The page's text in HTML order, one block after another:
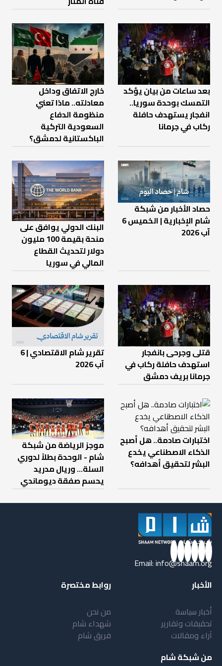
بعد ساعات من بيان يؤكد
التمسك بوحدة سوريا..
انفجار يستهدف حافلة
ركاب في جرمانا
خارج الاتفاق وداخل
معادلته.. ماذا تعني
منظومة الدفاع
السعودية التركية
الباكستانية لدمشق؟
حصاد الأخبار من شبكة
شام الإخبارية | الخميس 6
آب 2026
البنك الدولي يوافق على
منحة بقيمة 100 مليون
دولار لتحديث القطاع
المالي في سوريا
قتلى وجرحى بانفجار
استهدف حافلة ركاب في
جرمانا بريف دمشق
تقرير شام الاقتصادي | 6
آب 2026
اختبارات صادمة.. هل أصبح
الذكاء الاصطناعي يخدع
البشر لتحقيق أهدافه؟
موجز الرياضة من شبكة
شام - الوحدة بطلاً لدوري
السلة... وريال مدريد
يحسم صفقة ديوماندي
Email:info@shaam.org
الأخبار
أخبار سياسة
تحقيقات وتقارير
آراء ومقالات
روابط مختصرة
من نحن
شهداء شام
فريق شام
من شبكة شام